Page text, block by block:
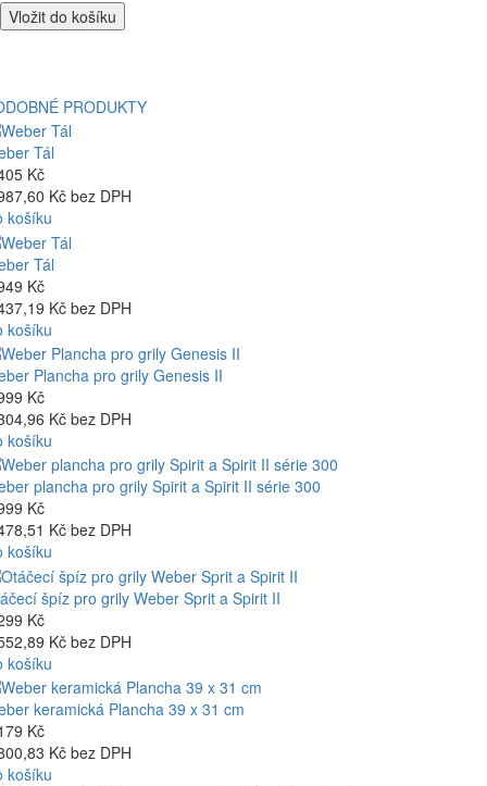
Vložit do košíku
PRODUKTY
Tál
Kč
Kč bez DPH
košíku
Tál
Kč
Kč bez DPH
košíku
Plancha pro grily Genesis II
Kč
Kč bez DPH
košíku
plancha pro grily Spirit a Spirit II série 300
Kč
Kč bez DPH
košíku
špíz pro grily Weber Sprit a Spirit II
Kč
Kč bez DPH
košíku
keramická Plancha 39 x 31 cm
Kč
Kč bez DPH
košíku